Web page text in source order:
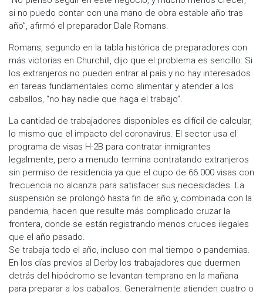
si no puedo contar con una mano de obra estable año tras
año”, afirmó el preparador Dale Romans.
Romans, segundo en la tabla histórica de preparadores con
más victorias en Churchill, dijo que el problema es sencillo: Si
los extranjeros no pueden entrar al país y no hay interesados
en tareas fundamentales como alimentar y atender a los
caballos, “no hay nadie que haga el trabajo”.
La cantidad de trabajadores disponibles es difícil de calcular,
lo mismo que el impacto del coronavirus. El sector usa el
programa de visas H-2B para contratar inmigrantes
legalmente, pero a menudo termina contratando extranjeros
sin permiso de residencia ya que el cupo de 66.000 visas con
frecuencia no alcanza para satisfacer sus necesidades. La
suspensión se prolongó hasta fin de año y, combinada con la
pandemia, hacen que resulte más complicado cruzar la
frontera, donde se están registrando menos cruces ilegales
que el año pasado.
Se trabaja todo el año, incluso con mal tiempo o pandemias.
En los días previos al Derby los trabajadores que duermen
detrás del hipódromo se levantan temprano en la mañana
para preparar a los caballos. Generalmente atienden cuatro o